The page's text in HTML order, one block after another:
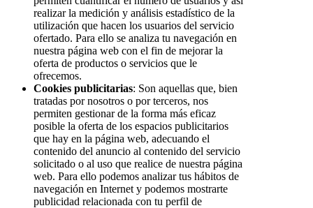
realizar la medición y análisis estadístico de la
utilización que hacen los usuarios del servicio
ofertado. Para ello se analiza tu navegación en
nuestra página web con el fin de mejorar la
oferta de productos o servicios que le
ofrecemos.
Cookies publicitarias: Son aquellas que, bien
tratadas por nosotros o por terceros, nos
permiten gestionar de la forma más eficaz
posible la oferta de los espacios publicitarios
que hay en la página web, adecuando el
contenido del anuncio al contenido del servicio
solicitado o al uso que realice de nuestra página
web. Para ello podemos analizar tus hábitos de
navegación en Internet y podemos mostrarte
publicidad relacionada con tu perfil de